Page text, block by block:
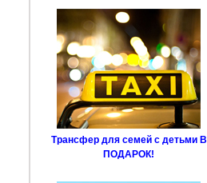
Трансфер для семей с детьми В
ПОДАРОК!